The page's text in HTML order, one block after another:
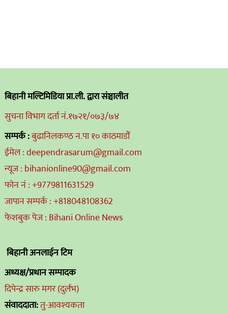
बिहानी मल्टिमिडिया प्रा.ली. द्वारा संञ्चालीत
सुचना विभाग दर्ता नं.१७२१/०७३/७४
सम्पर्क :बुढानिलकण्ठ न.पा १० काठमाडौं
ईमेल : deependrasarum@gmail.com
न्यूज : bihanionline90@gmail.com
फोन नं : +9779811631529
जापान सम्पर्क : +818048108362
फेशबुक पेज : Bihani Online News
बिहानी अनलाईन टिम
अध्यक्ष/प्रधान सम्पादक
दिपेन्द्र सारु मगर (दुर्लभ)
संवाददाता:तु-आवश्यकता